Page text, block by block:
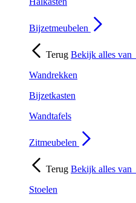
Bijzetmeubelen
Terug Bekijk alles van
Wandrekken
Bijzetkasten
Wandtafels
Zitmeubelen
Terug Bekijk alles van
Stoelen